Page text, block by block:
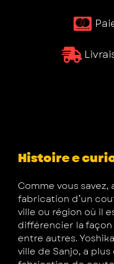
Histoire e
Comme vous savez,
fabrication d’un
ville ou région où il
différencier la façon
entre autres.
ville de Sanjo, a plus